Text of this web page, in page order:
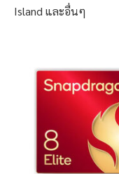
Island และอื่นๆ